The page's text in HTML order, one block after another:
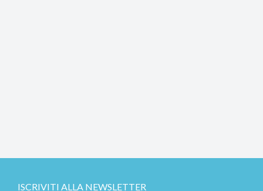
ISCRIVITI ALLA NEWSLETTER